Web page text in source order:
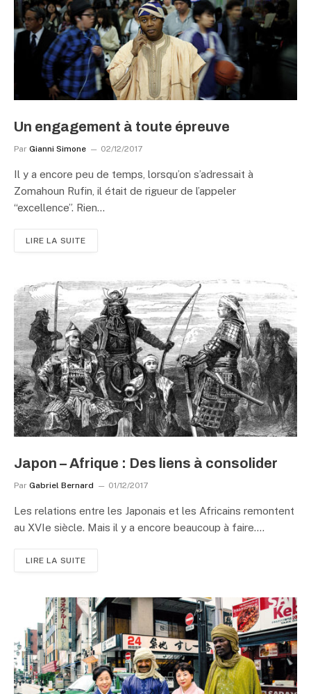
Un engagement à toute épreuve
Par Gianni Simone 02/12/2017
Il y a encore peu de temps, lorsqu’on s’adressait à
Zomahoun Rufin, il était de rigueur de l’appeler
“excellence”. Rien…
LIRE LA SUITE
Japon – Afrique : Des liens à consolider
Par Gabriel Bernard 01/12/2017
Les relations entre les Japonais et les Africains remontent
au XVIe siècle. Mais il y a encore beaucoup à faire.…
LIRE LA SUITE